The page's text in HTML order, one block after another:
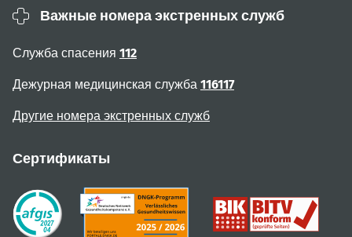
Важные номера экстренных служб
Служба спасения 112
Дежурная медицинская служба 116117
Другие номера экстренных служб
Сертификаты